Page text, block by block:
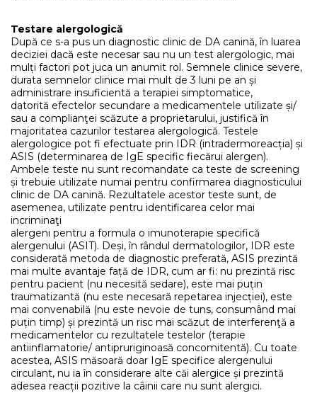
Testare alergologică
După ce s-a pus un diagnostic clinic de DA canină, în luarea
deciziei dacă este necesar sau nu un test alergologic, mai
mulți factori pot juca un anumit rol. Semnele clinice severe,
durata semnelor clinice mai mult de 3 luni pe an și
administrare insuficientă a terapiei simptomatice,
datorită efectelor secundare a medicamentele utilizate și/
sau a complianţei scăzute a proprietarului, justifică în
majoritatea cazurilor testarea alergologică. Testele
alergologice pot fi efectuate prin IDR (intradermoreacția) și
ASIS (determinarea de IgE specific fiecărui alergen).
Ambele teste nu sunt recomandate ca teste de screening
și trebuie utilizate numai pentru confirmarea diagnosticului
clinic de DA canină. Rezultatele acestor teste sunt, de
asemenea, utilizate pentru identificarea celor mai
incriminaţi
alergeni pentru a formula o imunoterapie specifică
alergenului (ASIT). Deși, în rândul dermatologilor, IDR este
considerată metoda de diagnostic preferată, ASIS prezintă
mai multe avantaje față de IDR, cum ar fi: nu prezintă risc
pentru pacient (nu necesită sedare), este mai puțin
traumatizantă (nu este necesară repetarea injecției), este
mai convenabilă (nu este nevoie de tuns, consumând mai
puțin timp) și prezintă un risc mai scăzut de interferenţă a
medicamentelor cu rezultatele testelor (terapie
antiinflamatorie/ antipruriginoasă concomitentă). Cu toate
acestea, ASIS măsoară doar IgE specifice alergenului
circulant, nu ia în considerare alte căi alergice și prezintă
adesea reacții pozitive la câinii care nu sunt alergici.